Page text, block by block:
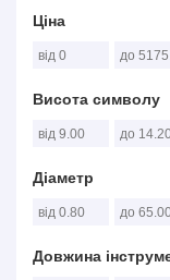
Ціна
Висота символу
Діаметр
Довжина